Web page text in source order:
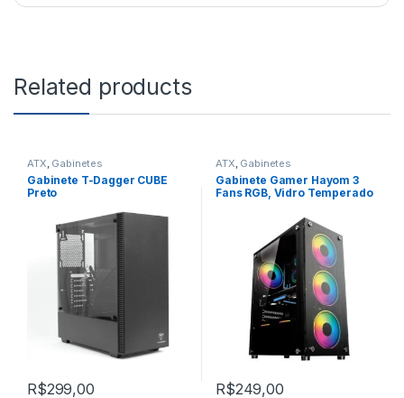
Related products
ATX, Gabinetes
Gabinete T-Dagger CUBE
Preto
R$299,00
ATX, Gabinetes
Gabinete Gamer Hayom 3
Fans RGB, Vidro Temperado
R$249,00